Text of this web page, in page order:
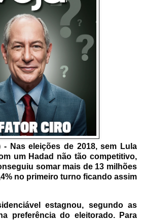
- Nas eleições de 2018, sem Lula
um Hadad não tão competitivo,
somar mais de 13 milhões
no primeiro turno ficando assim
estagnou, segundo as
preferência do eleitorado. Para